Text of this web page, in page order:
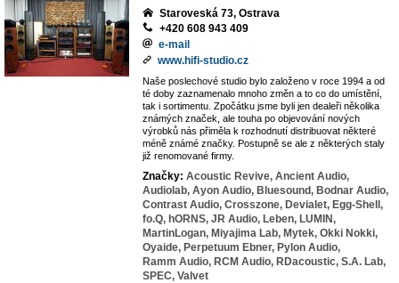
Staroveská 73, Ostrava
+420 608 943 409
e-mail
www.hifi-studio.cz
Naše poslechové studio bylo založeno v roce 1994 a od
té doby zaznamenalo mnoho změn a to co do umístění,
tak i sortimentu. Zpočátku jsme byli jen dealeři několika
známých značek, ale touha po objevování nových
výrobků nás přiměla k rozhodnutí distribuovat některé
méně známé značky. Postupně se ale z některých staly
již renomované firmy.
Značky: Acoustic Revive, Ancient Audio,
Audiolab, Ayon Audio, Bluesound, Bodnar Audio,
Contrast Audio, Crosszone, Devialet, Egg-Shell,
fo.Q, hORNS, JR Audio, Leben, LUMIN,
MartinLogan, Miyajima Lab, Mytek, Okki Nokki,
Oyaide, Perpetuum Ebner, Pylon Audio,
Ramm Audio, RCM Audio, RDacoustic, S.A. Lab,
SPEC, Valvet